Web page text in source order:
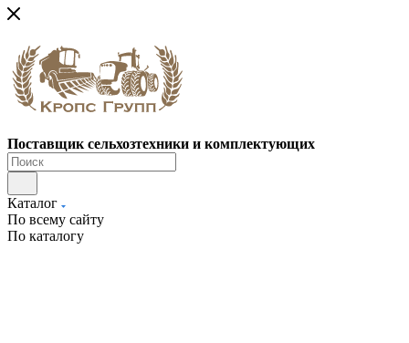
Поставщик сельхозтехники и комплектующих
Каталог
По всему сайту
По каталогу